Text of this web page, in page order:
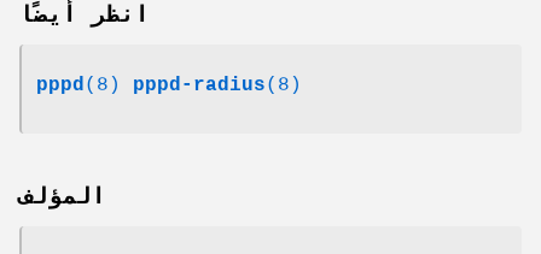
انظر أيضًا
pppd(8) pppd-radius(8)
المؤلف